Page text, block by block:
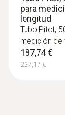
para
longitud
Tubo Pitot,
medición de
187,74 €
227,17 €